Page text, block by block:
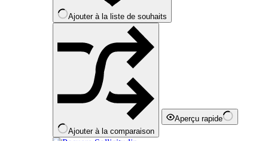
Ajouter à la liste de souhaits
Ajouter à la comparaison
Aperçu rapide